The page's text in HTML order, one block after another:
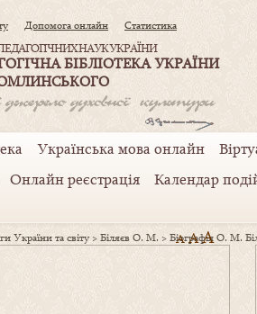
Допомога онлайн Статистика
НАУК УКРАЇНИ
БІБЛІОТЕКА УКРАЇНИ
Українська мова онлайн
Онлайн реєстрація Календар
України та світу >Біляєв О. М. >Біографія О. М.
A AA